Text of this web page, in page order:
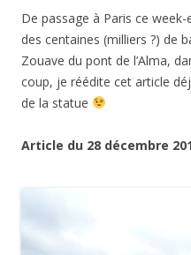
De passage à Paris ce
des centaines (milliers ?) de
Zouave du pont de l’Alma,
coup, je réédite cet article
de la statue
Article du 28 décembre